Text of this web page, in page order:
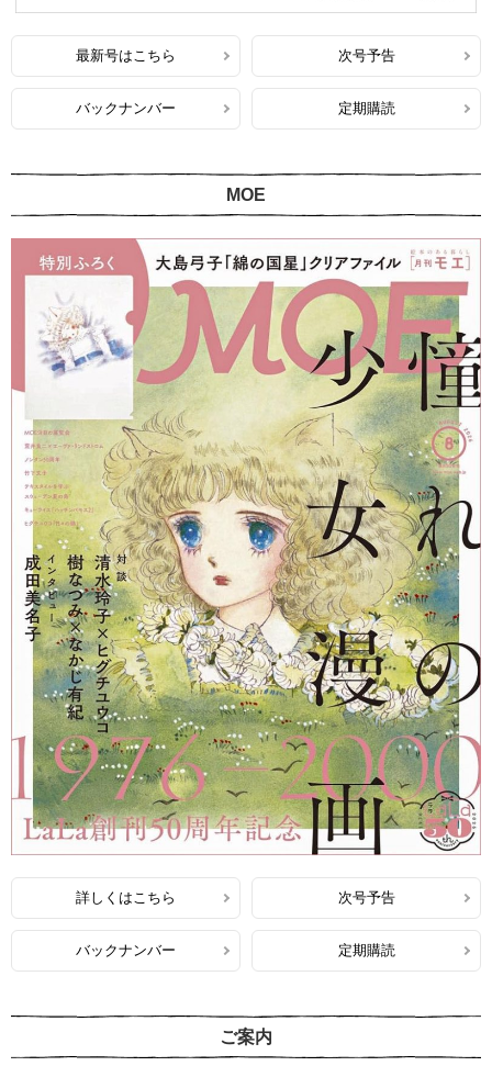
最新号はこちら 次号予告
バックナンバー 定期購読
MOE
詳しくはこちら 次号予告
バックナンバー 定期購読
ご案内